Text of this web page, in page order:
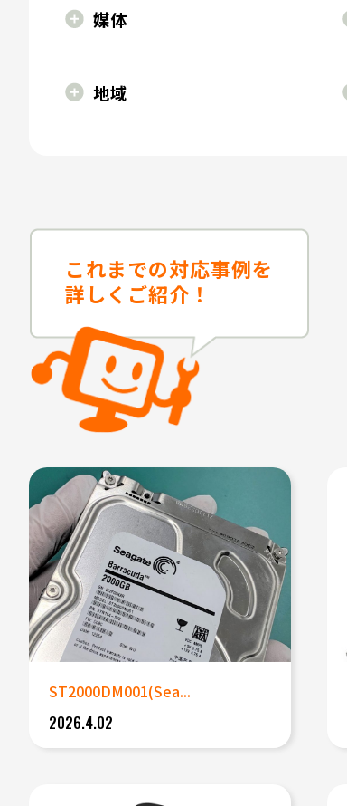
媒体
地域
これまでの対応事例を
詳しくご紹介！
ST2000DM001(Sea...
2026.4.02